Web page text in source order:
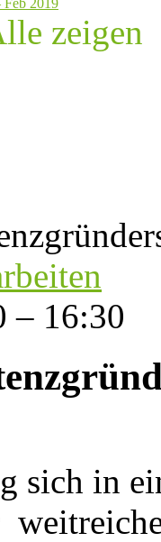
zeigen
– 16:30
sich in